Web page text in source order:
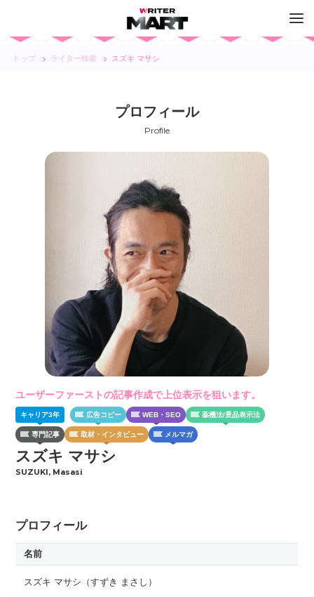
トップ ライター検索 スズキ マサシ
プロフィール
Profile
ユーザーファーストの記事作成で上位表示を狙います。
キャリア3年 広告コピー WEB・SEO 薬機法/景品表示法
専門記事 取材・インタビュー メルマガ
スズキ マサシ
SUZUKI, Masasi
プロフィール
名前
スズキ マサシ （すずき まさし）